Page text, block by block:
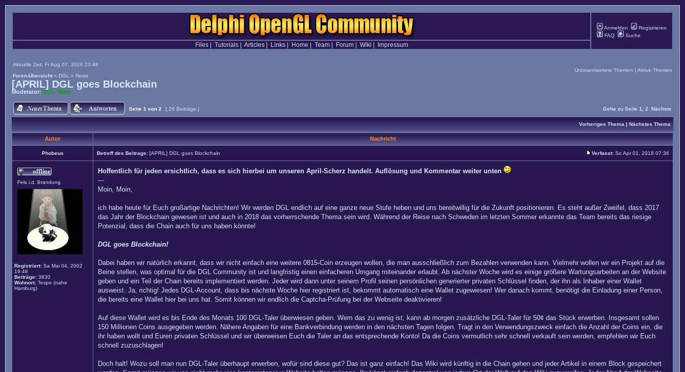
Anmelden
Registrieren
FAQ
Suche
Files| Tutorials| Articles| Links| Home Team| Forum| Wiki Impressum
Aktuelle Zeit: Fr Aug 07, 2026 23:48
Foren-Übersicht » DGL » News
Unbeantwortete Themen | Aktive Themen
[APRIL] DGL goes Blockchain
Moderator: DGL-Team
Seite 1 von 2 [ 26 Beiträge ] Gehe zu Seite 1 2 Nächste
Vorheriges Thema | Nächstes Thema
Autor Nachricht
Phobeus Betreff des Beitrags: [APRIL] DGL goes Blockchain Verfasst: So Apr 01, 2018 07:36
Fels i.d. Brandung
Registriert: Sa Mai 04, 2002
19:48
Beiträge: 3830
Wohnort: Tespe (nahe
Hamburg)
Hoffentlich für jeden ersichtlich, dass es sich hierbei um unseren April-Scherz handelt. Auflösung und Kommentar weiter unten
---
Moin, Moin,
ich habe heute für Euch großartige Nachrichten! Wir werden DGL endlich auf eine ganze neue Stufe heben und uns bereitwillig für die Zukunft positionieren. Es steht außer Zweifel, dass 2017
das Jahr der Blockchain gewesen ist und auch in 2018 das vorherrschende Thema sein wird. Während der Reise nach Schweden im letzten Sommer erkannte das Team bereits das riesige
Potenzial, dass die Chain auch für uns haben könnte!
DGL goes Blockchain!
Dabei haben wir natürlich erkannt, dass wir nicht einfach eine weitere 0815-Coin erzeugen wollen, die man ausschließlich zum Bezahlen verwenden kann. Vielmehr wollen wir ein Projekt auf die
Beine stellen, was optimal für die DGL Community ist und langfristig einen einfacheren Umgang miteinander erlaubt. Ab nächster Woche wird es einige größere Wartungsarbeiten an der Website
geben und ein Teil der Chain bereits implementiert werden. Jeder wird dann unter seinem Profil seinen persönlichen generierter privaten Schlüssel finden, der ihn als Inhaber einer Wallet
ausweist. Ja, richtig! Jedes DGL-Account, dass bis nächste Woche hier registriert ist, bekommt automatisch eine Wallet zugewiesen! Wer danach kommt, benötigt die Einladung einer Person,
die bereits eine Wallet hier bei uns hat. Somit können wir endlich die Captcha-Prüfung bei der Webseite deaktivieren!
Auf diese Wallet wird es bis Ende des Monats 100 DGL-Taler überwiesen geben. Wem das zu wenig ist, kann ab morgen zusätzliche DGL-Taler für 50¢ das Stück erwerben. Insgesamt sollen
150 Millionen Coins ausgegeben werden. Nähere Angaben für eine Bankverbindung werden in den nächsten Tagen folgen. Tragt in den Verwendungszweck einfach die Anzahl der Coins ein, die
ihr haben wollt und Euren privaten Schlüssel und wir überweisen Euch die Taler an das entsprechende Konto! Da die Coins vermutlich sehr schnell verkauft sein werden, empfehlen wir Euch
schnell zuzuschlagen!
Doch halt! Wozu soll man nun DGL-Taler überhaupt erwerben, wofür sind diese gut? Das ist ganz einfach! Das Wiki wird künftig in die Chain gehen und jeder Artikel in einem Block gespeichert